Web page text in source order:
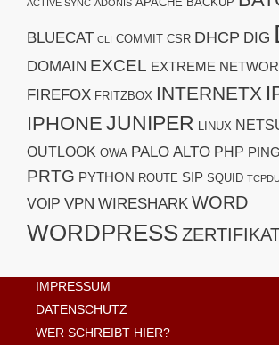
ACTIVE SYNC ADONIS
BLUECAT CLI COMMIT CSR DHCP DIG
DOMAIN EXCEL EXTREME
FIREFOX FRITZBOX INTERNETX
IPHONE JUNIPER LINUX
OUTLOOK OWA PALO ALTO PHP PING
PRTG PYTHON ROUTE SIP SQUID
VOIP VPN WIRESHARK WORD
WORDPRESS
IMPRESSUM
DATENSCHUTZ
WER SCHREIBT HIER?